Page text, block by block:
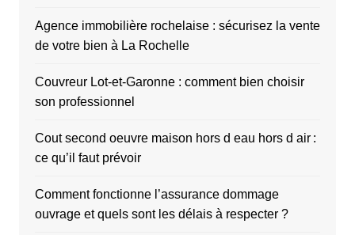
Agence immobilière rochelaise : sécurisez la vente
de votre bien à La Rochelle
Couvreur Lot-et-Garonne : comment bien choisir
son professionnel
Cout second oeuvre maison hors d eau hors d air :
ce qu’il faut prévoir
Comment fonctionne l’assurance dommage
ouvrage et quels sont les délais à respecter ?